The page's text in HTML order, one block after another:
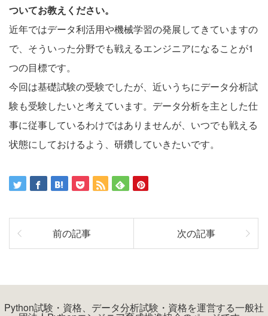
ついてお教えください。
近年ではデータ利活用や機械学習の発展してきていますの
で、そういった分野でも戦えるエンジニアになることが1
つの目標です。
今回は基礎試験の受験でしたが、近いうちにデータ分析試
験も受験したいと考えています。データ分析を主とした仕
事に従事しているわけではありませんが、いつでも戦える
状態にしておけるよう、研鑽していきたいです。
前の記事 次の記事
Python試験・資格、データ分析試験・資格を運営する一般社